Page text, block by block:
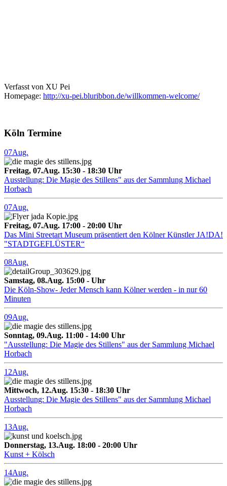
Verfasst von XU Pei
Homepage: http://xu-pei.bluribbon.de/willkommen-welcome/
Köln Termine
07Aug.
Freitag, 07.Aug. 15:30 - 18:30 Uhr
Ausstellung: Die Magie des Stillens" aus der Sammlung Michael
Horbach
07Aug.
Freitag, 07.Aug. 17:00 - 20:00 Uhr
Das Mini Streetart Museum präsentiert den Kölner Künstler JA!DA!
"STADTGEFLÜSTER“
08Aug.
Samstag, 08.Aug. 15:00 - Uhr
Die Köln-Show- Jeder Mensch kann Kölner werden - in nur 60
Minuten
09Aug.
Sonntag, 09.Aug. 11:00 - 14:00 Uhr
"Ausstellung: Die Magie des Stillens" aus der Sammlung Michael
Horbach
12Aug.
Mittwoch, 12.Aug. 15:30 - 18:30 Uhr
Ausstellung: Die Magie des Stillens" aus der Sammlung Michael
Horbach
13Aug.
Donnerstag, 13.Aug. 18:00 - 20:00 Uhr
Kunst + Kölsch
14Aug.